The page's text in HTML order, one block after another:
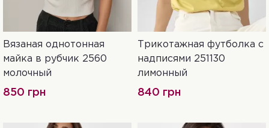
One Size
Вязаная однотонная
майка в рубчик 2560
молочный
850 грн
L
Трикотажная футболка с
надписями 251130
лимонный
840 грн